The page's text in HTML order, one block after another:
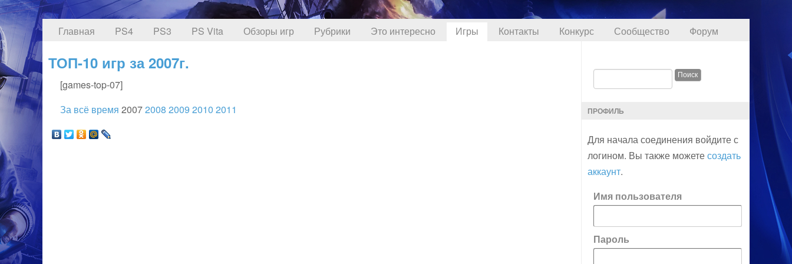
Главная PS4 PS3 PS Vita Обзоры игр Рубрики Это интересно Игры Контакты Конкурс Сообщество Форум
ТОП-10 игр за 2007г.
[games-top-07]
За всё время 20072008 2009 2010 2011 ПРОФИЛЬ
Для начала соединения войдите с
логином. Вы также можетесоздать
аккаунт.
Имя пользователя
Пароль